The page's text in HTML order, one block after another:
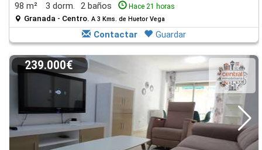
98 m²
3 dorm. 2 baños Hace 21 horas
Granada - Centro. A 3 Kms. de Huetor Vega
Contactar Guardar
239.000€